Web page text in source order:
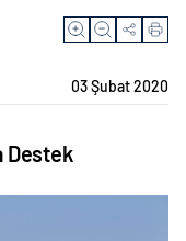
03 Şubat 2020
Destek